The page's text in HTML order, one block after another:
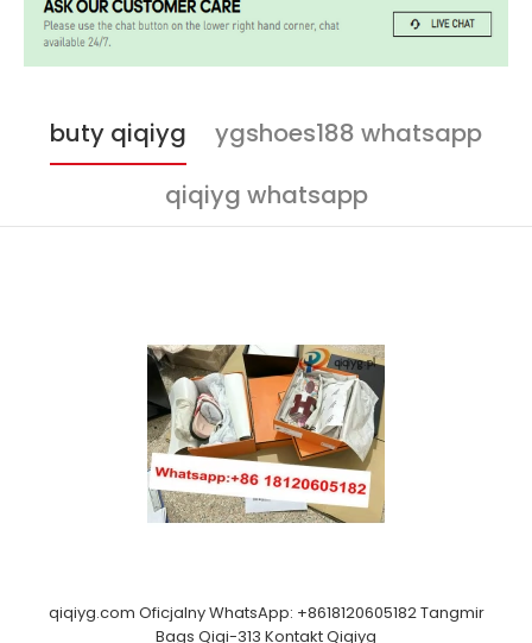
buty qiqiyg
ygshoes188 whatsapp
qiqiyg whatsapp
qiqiyg.com Oficjalny WhatsApp: +8618120605182 Tangmir
Bags Qiqi-313 Kontakt Qiqiyg